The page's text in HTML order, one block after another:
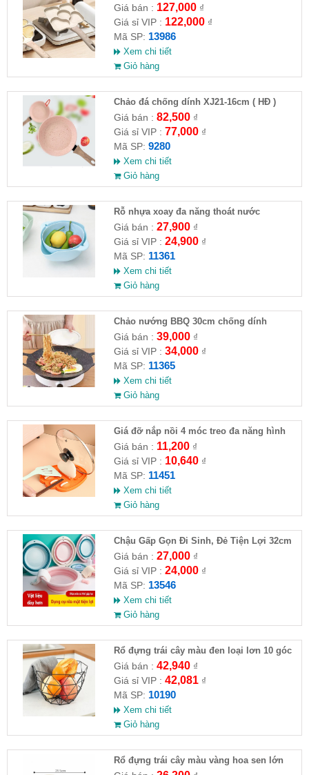
Giá bán : 127,000₫
Giá sỉ VIP : 122,000₫
Mã SP: 13986
Xem chi tiết
Giỏ hàng
Chảo đá chống dính XJ21-16cm ( HĐ )
Giá bán : 82,500₫
Giá sỉ VIP : 77,000₫
Mã SP: 9280
Xem chi tiết
Giỏ hàng
Rỗ nhựa xoay đa năng thoát nước
Giá bán : 27,900₫
Giá sỉ VIP : 24,900₫
Mã SP: 11361
Xem chi tiết
Giỏ hàng
Chảo nướng BBQ 30cm chống dính
Giá bán : 39,000₫
Giá sỉ VIP : 34,000₫
Mã SP: 11365
Xem chi tiết
Giỏ hàng
Giá đỡ nắp nồi 4 móc treo đa năng hình
chân mèo
Giá bán : 11,200₫
Giá sỉ VIP : 10,640₫
Mã SP: 11451
Xem chi tiết
Giỏ hàng
Chậu Gấp Gọn Đi Sinh, Đẻ Tiện Lợi 32cm
Giá bán : 27,000₫
Giá sỉ VIP : 24,000₫
Mã SP: 13546
Xem chi tiết
Giỏ hàng
Rổ đựng trái cây màu đen loại lơn 10 góc
27x12cm
Giá bán : 42,940₫
Giá sỉ VIP : 42,081₫
Mã SP: 10190
Xem chi tiết
Giỏ hàng
Rổ đựng trái cây màu vàng hoa sen lớn